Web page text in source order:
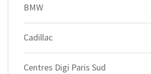
BMW
Cadillac
Centres Digi Paris Sud